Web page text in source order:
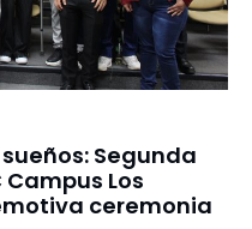
Segunda
Los
ceremonia